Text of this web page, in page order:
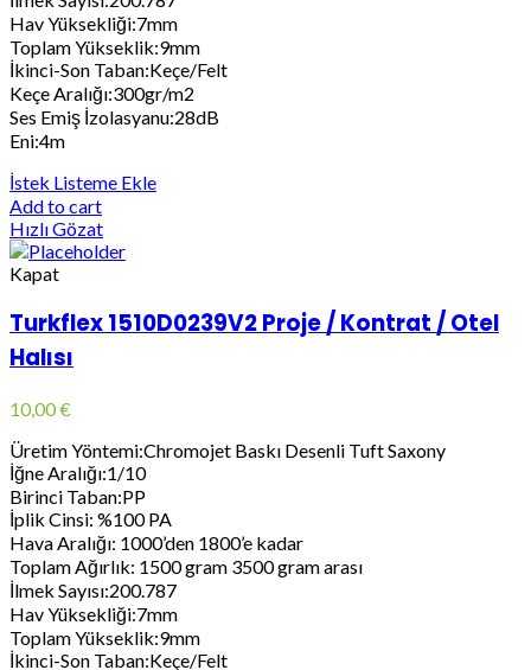
Hav Yüksekliği:7mm
Toplam Yükseklik:9mm
İkinci-Son Taban:Keçe/Felt
Keçe Aralığı:300gr/m2
Ses Emiş İzolasyanu:28dB
Eni:4m
İstek Listeme Ekle
Add to cart
Hızlı Gözat
Kapat
Turkflex 1510D0239V2 Proje / Kontrat / Otel
Halısı
10,00€
Üretim Yöntemi:Chromojet Baskı Desenli Tuft Saxony
İğne Aralığı:1/10
Birinci Taban:PP
İplik Cinsi: %100 PA
Hava Aralığı: 1000’den 1800’e kadar
Toplam Ağırlık: 1500 gram 3500 gram arası
İlmek Sayısı:200.787
Hav Yüksekliği:7mm
Toplam Yükseklik:9mm
İkinci-Son Taban:Keçe/Felt